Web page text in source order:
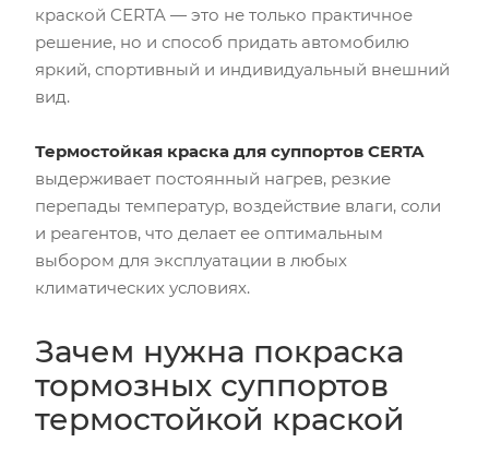
краской CERTA — это не только практичное
решение, но и способ придать автомобилю
яркий, спортивный и индивидуальный внешний
вид.
Термостойкая краска для суппортов CERTA
выдерживает постоянный нагрев, резкие
перепады температур, воздействие влаги, соли
и реагентов, что делает ее оптимальным
выбором для эксплуатации в любых
климатических условиях.
Зачем нужна покраска
тормозных суппортов
термостойкой краской